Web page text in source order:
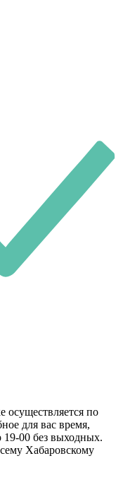
осуществляется по
для вас время,
19-00 без выходных.
Хабаровскому